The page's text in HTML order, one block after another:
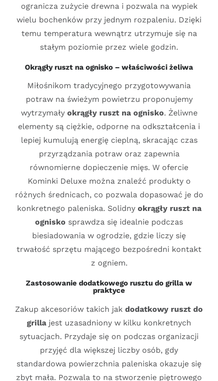
ogranicza zużycie drewna i pozwala na wypiek
wielu bochenków przy jednym rozpaleniu. Dzięki
temu temperatura wewnątrz utrzymuje się na
stałym poziomie przez wiele godzin.
Okrągły ruszt na ognisko – właściwości żeliwa
Miłośnikom tradycyjnego przygotowywania
potraw na świeżym powietrzu proponujemy
wytrzymały okrągły ruszt na ognisko. Żeliwne
elementy są ciężkie, odporne na odkształcenia i
lepiej kumulują energię cieplną, skracając czas
przyrządzania potraw oraz zapewnia
równomierne dopieczenie mięs. W ofercie
Kominki Deluxe można znaleźć produkty o
różnych średnicach, co pozwala dopasować je do
konkretnego paleniska. Solidny okrągły ruszt na
ognisko sprawdza się idealnie podczas
biesiadowania w ogrodzie, gdzie liczy się
trwałość sprzętu mającego bezpośredni kontakt
z ogniem.
Zastosowanie dodatkowego rusztu do grilla w
praktyce
Zakup akcesoriów takich jak dodatkowy ruszt do
grilla jest uzasadniony w kilku konkretnych
sytuacjach. Przydaje się on podczas organizacji
przyjęć dla większej liczby osób, gdy
standardowa powierzchnia paleniska okazuje się
zbyt mała. Pozwala to na stworzenie piętrowego